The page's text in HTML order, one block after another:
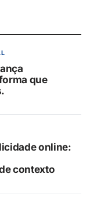
que
online:
contexto